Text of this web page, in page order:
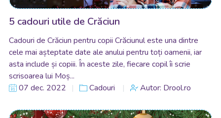
5 cadouri utile de Crăciun
Cadouri de Crăciun pentru copii Crăciunul este una dintre
cele mai așteptate date ale anului pentru toți oamenii, iar
asta include și copiii. În aceste zile, fiecare copil îi scrie
scrisoarea lui Moș...
07 dec. 2022
Cadouri Autor: Drool.ro